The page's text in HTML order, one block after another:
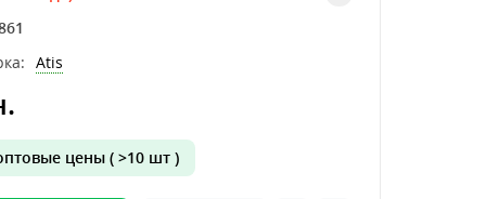
Atis
цены ( >10 шт )